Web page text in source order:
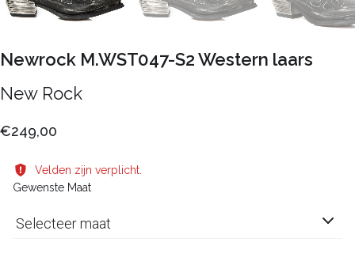
Newrock M.WST047-S2 Western laars
New Rock
€249,00
Velden zijn verplicht.
Gewenste Maat
Selecteer maat